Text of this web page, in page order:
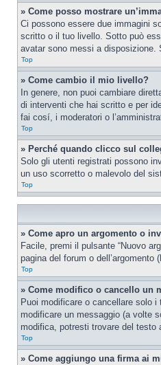
» Come posso mostrare
Ci possono essere due immagini
scritto o il tuo livello. Sotto può
avatar sono messi a disposizione.
Top
» Come cambio il mio livello?
In genere, non puoi cambiare
di interventi che hai scritto e per
fai cosí, i moderatori o
Top
» Perché quando clicco sul
Solo gli utenti registrati possono
un uso scorretto o malevolo del
Top
» Come apro un argomento o
Facile, premi il pulsante “Nuovo
pagina del forum o dell’argomento
Top
» Come modifico o cancello un
Puoi modificare o cancellare solo
modificare un messaggio (a volte
modifica, potresti trovare del testo
Top
» Come aggiungo una firma ai